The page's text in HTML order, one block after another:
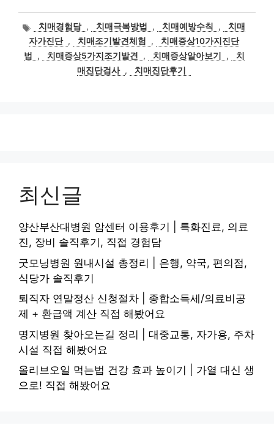
태
그
치매경험담 , 치매극복방법 , 치매예방수칙 ,
치매
자가진단 , 치매조기발견체험 ,
치매증상10가지진단
법
, 치매증상5가지조기발견 , 치매증상알아보기 ,
치
매진단검사 , 치매진단후기
최신글
양산부산대병원 암센터 이용후기 | 특화진료, 의료
진, 장비 솔직후기, 직접 경험담
굿모닝병원 원내시설 총정리 | 은행, 약국, 편의점,
식당가 솔직후기
퇴직자 연말정산 신청절차 | 종합소득세/의료비공
제 + 환급액 계산 직접 해봤어요
명지병원 찾아오는길 정리 | 대중교통, 자가용, 주차
시설 직접 해봤어요
올리브오일 먹는법 건강 효과 높이기 | 가열 대신 생
으로! 직접 해봤어요